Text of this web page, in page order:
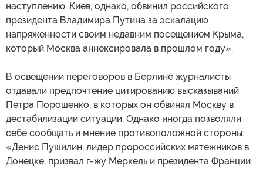
наступлению. Киев, однако, обвинил российского
президента Владимира Путина за эскалацию
напряженности своим недавним посещением Крыма,
который Москва аннексировала в прошлом году».
В освещении переговоров в Берлине журналисты
отдавали предпочтение цитированию высказываний
Петра Порошенко, в которых он обвинял Москву в
дестабилизации ситуации. Однако иногда позволяли
себе сообщать и мнение противоположной стороны:
«Денис Пушилин, лидер пророссийских мятежников в
Донецке, призвал г-жу Меркель и президента Франции